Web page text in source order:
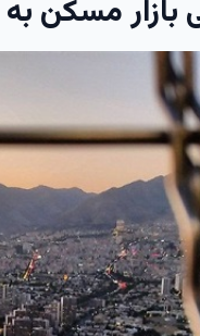
بازار مسکن